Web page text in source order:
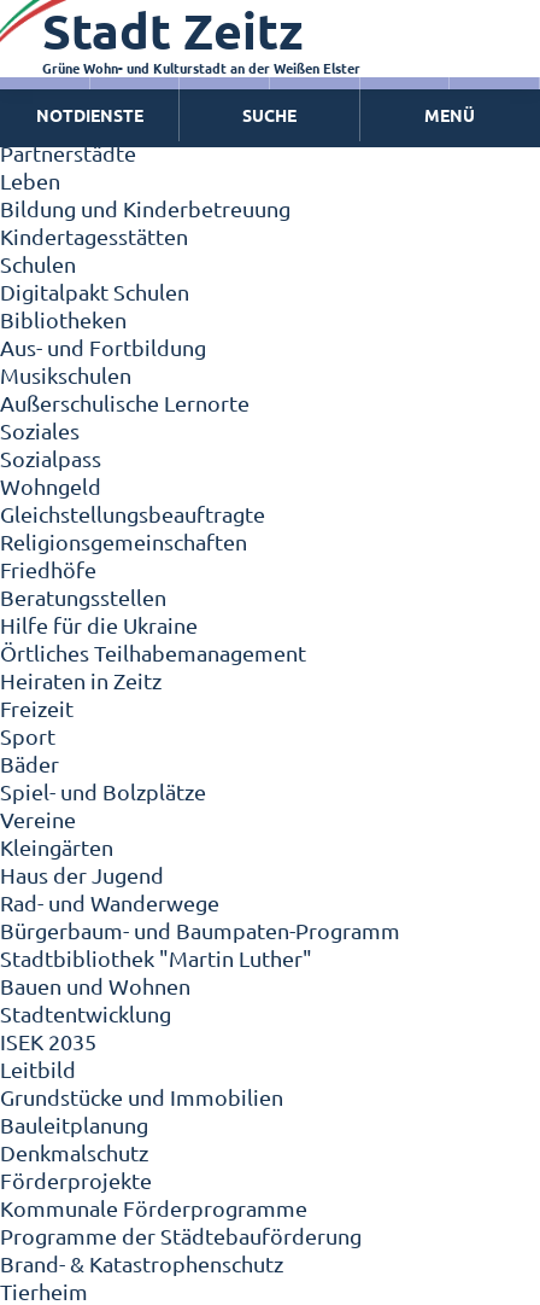
Zeitz - Die Kleinstadt
Willkommen in Zeitz!
Interview mit Oberbürgermeister Christian Thieme
Zeitz - Stadt der Zukunft
Ortschaften
Partnerstädte
Leben
Bildung und Kinderbetreuung
Kindertagesstätten
Schulen
Digitalpakt Schulen
Bibliotheken
Aus- und Fortbildung
Musikschulen
Außerschulische Lernorte
Soziales
Sozialpass
Wohngeld
Gleichstellungsbeauftragte
Religionsgemeinschaften
Friedhöfe
Beratungsstellen
Hilfe für die Ukraine
Örtliches Teilhabemanagement
Heiraten in Zeitz
Freizeit
Sport
Bäder
Spiel- und Bolzplätze
Vereine
Kleingärten
Haus der Jugend
Rad- und Wanderwege
Bürgerbaum- und Baumpaten-Programm
Stadtbibliothek "Martin Luther"
Bauen und Wohnen
Stadtentwicklung
ISEK 2035
Leitbild
Grundstücke und Immobilien
Bauleitplanung
Denkmalschutz
Förderprojekte
Kommunale Förderprogramme
Programme der Städtebauförderung
Brand- & Katastrophenschutz
Tierheim
Stadt Zeitz
Grüne Wohn- und Kulturstadt an der Weißen Elster
NOTDIENSTE SUCHE MENÜ